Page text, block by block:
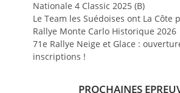
Nationale 4 Classic 2025 (B)
Le Team les Suédoises ont La Côte
Rallye Monte Carlo Historique 2026
71e Rallye Neige et Glace :
inscriptions !
PROCHAINES